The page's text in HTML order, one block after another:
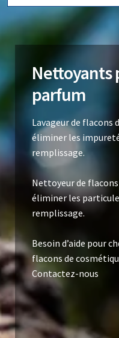
Nettoyants
parfum
Lavageur de flacons
éliminer les
remplissage.
Nettoyeur de flacons
éliminer les
remplissage.
Besoin d’aide pour
flacons de
Contactez-nous